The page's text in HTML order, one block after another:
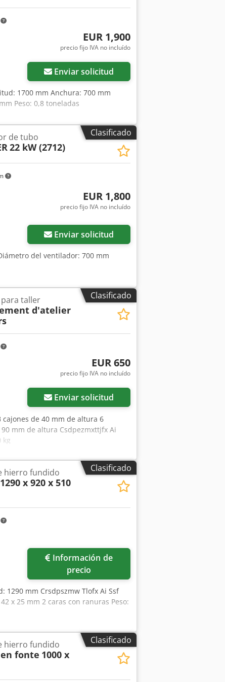
EUR 1,900
precio fijo IVA no incluído
Enviar solicitud
1700 mm Anchura: 700 mm
Peso: 0,8 toneladas
Clasificado
de tubo
22 kW (2712)
EUR 1,800
precio fijo IVA no incluído
Enviar solicitud
del ventilador: 700 mm
Clasificado
taller
d'atelier
EUR 650
precio fijo IVA no incluído
Enviar solicitud
cajones de 40 mm de altura 6
mm de altura Csdpezmxttjfx Ai
kg
Clasificado
hierro fundido
1290 x 920 x 510
precio
1290 mm Crsdpszmw Tlofx Ai Ssf
x 25 mm 2 caras con ranuras Peso:
Clasificado
hierro fundido
fonte 1000 x